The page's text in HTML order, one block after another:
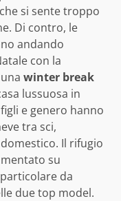
si sente troppo
Di contro, le
andando
con la
winter break
lussuosa in
e genero hanno
tra sci,
Il rifugio
su
da
due top model.